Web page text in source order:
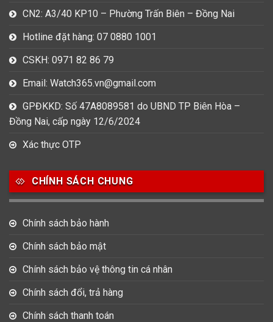
CN2: A3/40 KP10 – Phường Trấn Biên – Đồng Nai
Hotline đặt hàng: 07 0880 1001
CSKH: 0971 82 86 79
Email: Watch365.vn@gmail.com
GPĐKKD: Số 47A8089581 do UBND TP Biên Hòa –
Đồng Nai, cấp ngày 12/6/2024
Xác thực OTP
CHÍNH SÁCH CHUNG
Chính sách bảo hành
Chính sách bảo mật
Chính sách bảo vệ thông tin cá nhân
Chính sách đổi, trả hàng
Chính sách thanh toán